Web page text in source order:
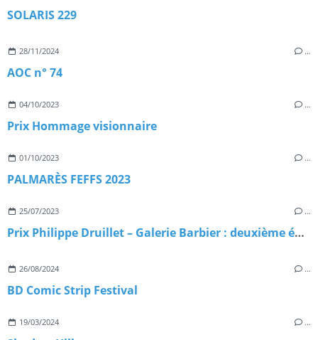
SOLARIS 229
28/11/2024 …
AOC n° 74
04/10/2023 …
Prix Hommage visionnaire
01/10/2023 …
PALMARÈS FEFFS 2023
25/07/2023 …
Prix Philippe Druillet – Galerie Barbier : deuxième édition !
26/08/2024 …
BD Comic Strip Festival
19/03/2024 …